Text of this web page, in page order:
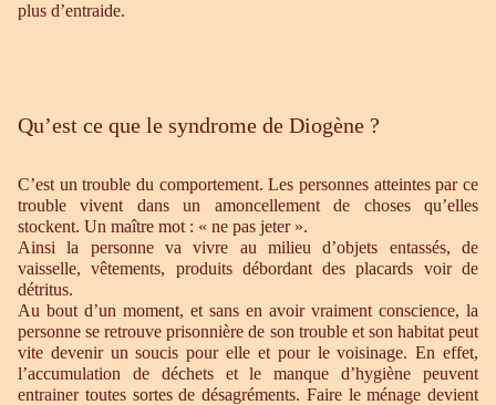
plus d’entraide.
Qu’est ce que le syndrome de Diogène ?
C’est un trouble du comportement. Les personnes atteintes par ce
trouble vivent dans un amoncellement de choses qu’elles
stockent. Un maître mot : « ne pas jeter ».
Ainsi la personne va vivre au milieu d’objets entassés, de
vaisselle, vêtements, produits débordant des placards voir de
détritus.
Au bout d’un moment, et sans en avoir vraiment conscience, la
personne se retrouve prisonnière de son trouble et son habitat peut
vite devenir un soucis pour elle et pour le voisinage. En effet,
l’accumulation de déchets et le manque d’hygiène peuvent
entrainer toutes sortes de désagréments. Faire le ménage devient